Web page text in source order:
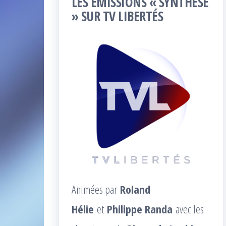
» SUR TV LIBERTÉS
Animées par Roland
Hélie et Philippe Randa avec les